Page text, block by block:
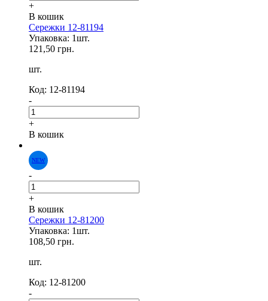
+
В кошик
Сережки 12-81194
Упаковка: 1шт.
121,50 грн.
шт.
Код: 12-81194
-
+
В кошик
-
+
В кошик
Сережки 12-81200
Упаковка: 1шт.
108,50 грн.
шт.
Код: 12-81200
-